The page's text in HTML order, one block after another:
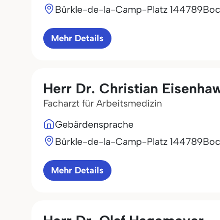
Bürkle-de-la-Camp-Platz 144789
Mehr Details
Herr Dr. Christian
Facharzt für Arbeitsmedizin
Gebärdensprache
Bürkle-de-la-Camp-Platz 144789
Mehr Details